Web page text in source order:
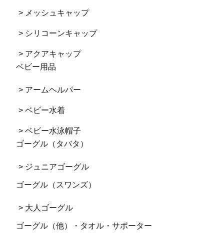
> メッシュキャップ
> シリコーンキャップ
> アクアキャップ
ベビー用品
> アームヘルパー
> ベビー水着
> ベビー水泳帽子
ゴーグル（タバタ）
> ジュニアゴーグル
ゴーグル（スワンズ）
> 大人ゴーグル
ゴーグル（他）・タオル・サポーター